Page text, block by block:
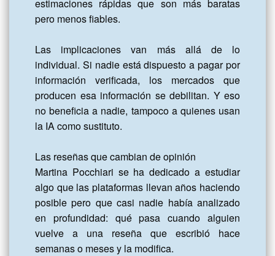
estimaciones rápidas que son más baratas
pero menos fiables.
Las implicaciones van más allá de lo
individual. Si nadie está dispuesto a pagar por
información verificada, los mercados que
producen esa información se debilitan. Y eso
no beneficia a nadie, tampoco a quienes usan
la IA como sustituto.
Las reseñas que cambian de opinión
Martina Pocchiari se ha dedicado a estudiar
algo que las plataformas llevan años haciendo
posible pero que casi nadie había analizado
en profundidad: qué pasa cuando alguien
vuelve a una reseña que escribió hace
semanas o meses y la modifica.